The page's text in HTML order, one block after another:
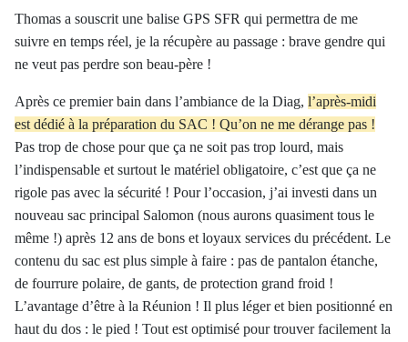
Thomas a souscrit une balise GPS SFR qui permettra de me
suivre en temps réel, je la récupère au passage : brave gendre qui
ne veut pas perdre son beau-père !
Après ce premier bain dans l’ambiance de la Diag, l’après-midi
est dédié à la préparation du SAC ! Qu’on ne me dérange pas !
Pas trop de chose pour que ça ne soit pas trop lourd, mais
l’indispensable et surtout le matériel obligatoire, c’est que ça ne
rigole pas avec la sécurité ! Pour l’occasion, j’ai investi dans un
nouveau sac principal Salomon (nous aurons quasiment tous le
même !) après 12 ans de bons et loyaux services du précédent. Le
contenu du sac est plus simple à faire : pas de pantalon étanche,
de fourrure polaire, de gants, de protection grand froid !
L’avantage d’être à la Réunion ! Il plus léger et bien positionné en
haut du dos : le pied ! Tout est optimisé pour trouver facilement la